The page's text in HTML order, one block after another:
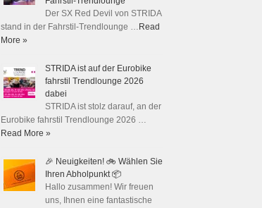
Der SX Red Devil von STRIDA
stand in der Fahrstil-Trendlounge … Read
More »
STRIDA ist auf der Eurobike
fahrstil Trendlounge 2026
dabei
STRIDA ist stolz darauf, an der
Eurobike fahrstil Trendlounge 2026 …
Read More »
🎉 Neuigkeiten! 🚲 Wählen Sie
Ihren Abholpunkt 📦
Hallo zusammen! Wir freuen
uns, Ihnen eine fantastische